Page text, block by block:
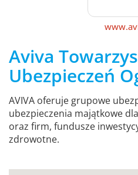
Aviva
Ubezpieczeń
AVIVA oferuje grupowe
ubezpieczenia majątkowe
oraz firm, fundusze
zdrowotne.